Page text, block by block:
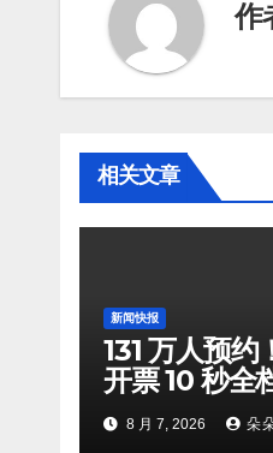
作
相关文章
新闻快报
131 万人预约
开票 10 秒全
8 月 7, 2026 朵